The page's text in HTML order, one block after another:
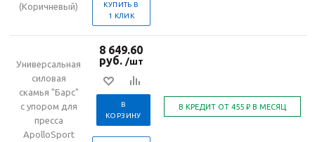
(Коричневый)
КУПИТЬ В
1 КЛИК
Универсальная
силовая
скамья "Барс"
с упором для
пресса
ApolloSport
8 649.60
руб. /шт
В
КОРЗИНУ